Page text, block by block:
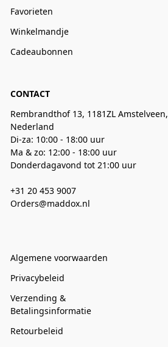
Favorieten
Winkelmandje
Cadeaubonnen
CONTACT
Rembrandthof 13, 1181ZL Amstelveen,
Nederland
Di-za: 10:00 - 18:00 uur
Ma & zo: 12:00 - 18:00 uur
Donderdagavond tot 21:00 uur
+31 20 453 9007
Orders@maddox.nl
Algemene voorwaarden
Privacybeleid
Verzending &
Betalingsinformatie
Retourbeleid